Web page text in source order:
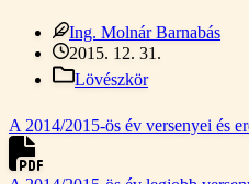
Ing. Molnár Barnabás
2015. 12. 31.
Lövészkör
A 2014/2015-ös év versenyei és